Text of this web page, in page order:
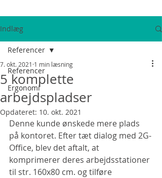
Indlæg
Referencer
Ergonomi
Referencer
5 komplette
arbejdspladser
7. okt. 2021 1 min læsning
Opdateret: 10. okt. 2021
Denne kunde ønskede mere plads
på kontoret. Efter tæt dialog med 2G-
Office, blev det aftalt, at
komprimerer deres arbejdsstationer
til str. 160x80 cm. og tilføre